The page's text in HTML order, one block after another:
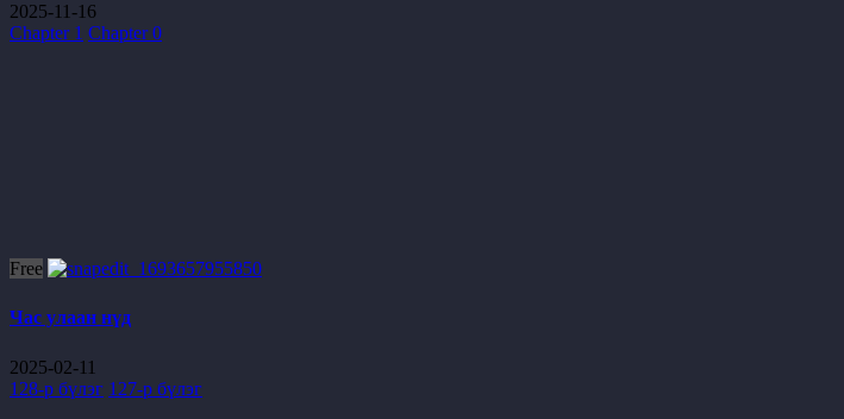
2025-11-16
Chapter 1 Chapter 0
Free
Час улаан нүд
2025-02-11
128-р бүлэг 127-р бүлэг